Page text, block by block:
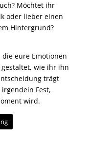
Möchtet ihr
oder lieber einen
Hintergrund?
eure Emotionen
wie ihr ihn
trägt
Fest,
wird.